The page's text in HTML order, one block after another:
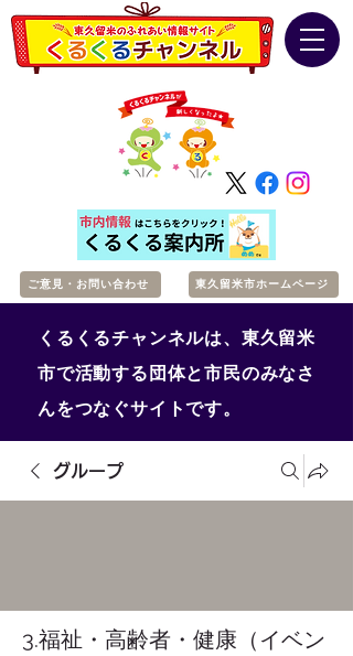
ご意見・お問い合わせ 東久留米市ホームページ
くるくるチャンネルは、東久留米
市で活動する団体と市民のみなさ
んをつなぐサイトです。
グループ
3.福祉・高齢者・健康（イベン